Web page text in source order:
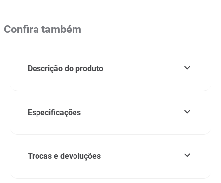
Confira também
Descrição do produto
Especificações
Trocas e devoluções